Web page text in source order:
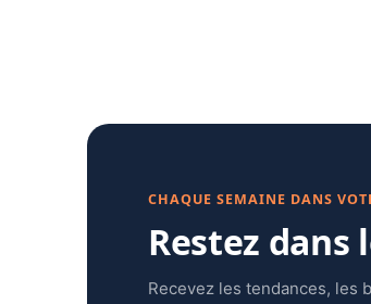
CHAQUE SEMAINE DANS
Restez
Recevez les tendances, les